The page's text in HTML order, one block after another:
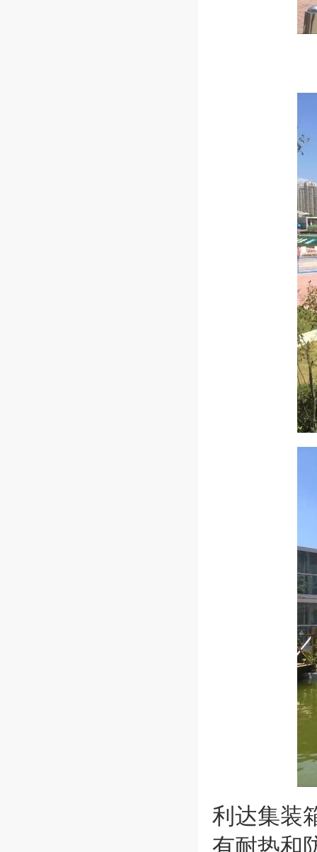
利达集装
有耐热和